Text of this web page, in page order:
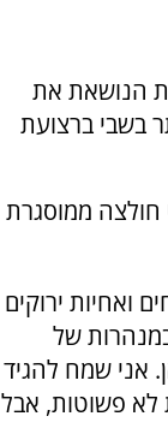
הנושאת את
בשבי ברצועת
חולצה ממוסגרת
ואחיות ירוקים
של
אני שמח להגיד
לא פשוטות, אבל